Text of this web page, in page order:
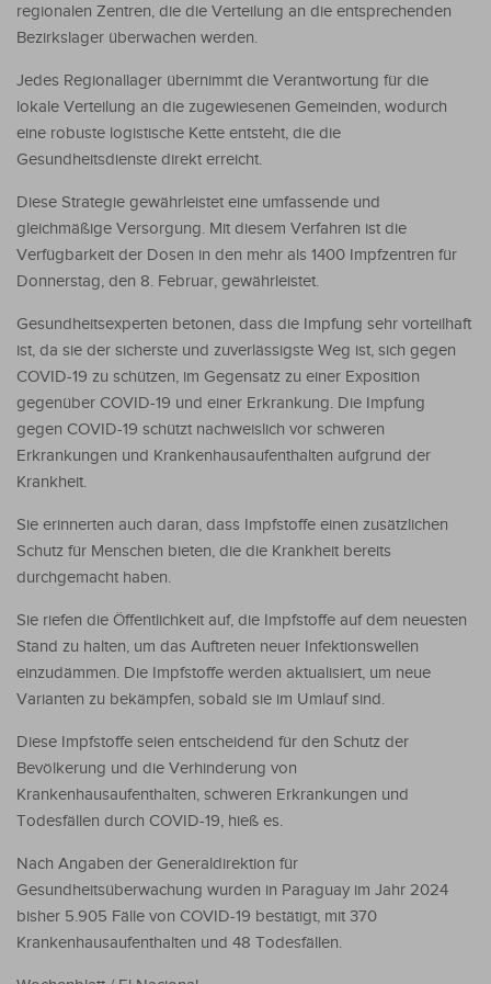
regionalen Zentren, die die Verteilung an die entsprechenden
Bezirkslager überwachen werden.
Jedes Regionallager übernimmt die Verantwortung für die
lokale Verteilung an die zugewiesenen Gemeinden, wodurch
eine robuste logistische Kette entsteht, die die
Gesundheitsdienste direkt erreicht.
Diese Strategie gewährleistet eine umfassende und
gleichmäßige Versorgung. Mit diesem Verfahren ist die
Verfügbarkeit der Dosen in den mehr als 1400 Impfzentren für
Donnerstag, den 8. Februar, gewährleistet.
Gesundheitsexperten betonen, dass die Impfung sehr vorteilhaft
ist, da sie der sicherste und zuverlässigste Weg ist, sich gegen
COVID-19 zu schützen, im Gegensatz zu einer Exposition
gegenüber COVID-19 und einer Erkrankung. Die Impfung
gegen COVID-19 schützt nachweislich vor schweren
Erkrankungen und Krankenhausaufenthalten aufgrund der
Krankheit.
Sie erinnerten auch daran, dass Impfstoffe einen zusätzlichen
Schutz für Menschen bieten, die die Krankheit bereits
durchgemacht haben.
Sie riefen die Öffentlichkeit auf, die Impfstoffe auf dem neuesten
Stand zu halten, um das Auftreten neuer Infektionswellen
einzudämmen. Die Impfstoffe werden aktualisiert, um neue
Varianten zu bekämpfen, sobald sie im Umlauf sind.
Diese Impfstoffe seien entscheidend für den Schutz der
Bevölkerung und die Verhinderung von
Krankenhausaufenthalten, schweren Erkrankungen und
Todesfällen durch COVID-19, hieß es.
Nach Angaben der Generaldirektion für
Gesundheitsüberwachung wurden in Paraguay im Jahr 2024
bisher 5.905 Fälle von COVID-19 bestätigt, mit 370
Krankenhausaufenthalten und 48 Todesfällen.